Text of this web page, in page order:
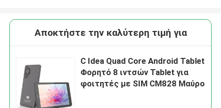
Αποκτήστε την καλύτερη τιμή για
C Idea Quad Core Android Tablet
Φορητό 8 ιντσών Tablet για
φοιτητές με SIM CM828 Μαύρο